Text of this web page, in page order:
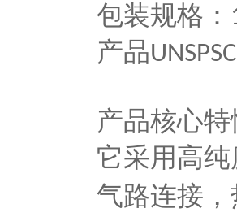
包装规格：
产品UNSPSC
产品核心特
它采用高
气路连接